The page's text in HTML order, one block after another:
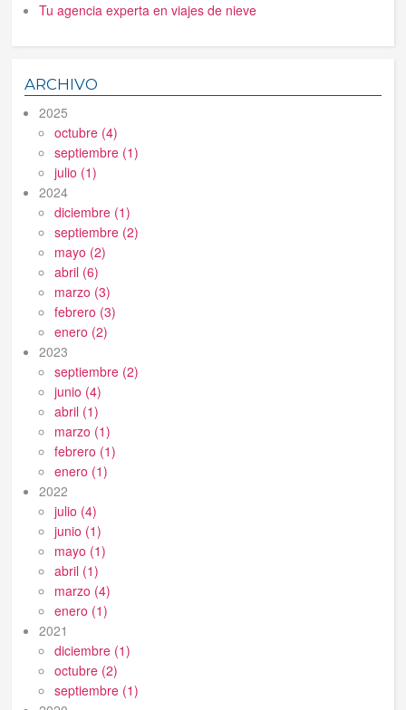
Tu agencia experta en viajes de nieve
ARCHIVO
2025
octubre (4)
septiembre (1)
julio (1)
2024
diciembre (1)
septiembre (2)
mayo (2)
abril (6)
marzo (3)
febrero (3)
enero (2)
2023
septiembre (2)
junio (4)
abril (1)
marzo (1)
febrero (1)
enero (1)
2022
julio (4)
junio (1)
mayo (1)
abril (1)
marzo (4)
enero (1)
2021
diciembre (1)
octubre (2)
septiembre (1)